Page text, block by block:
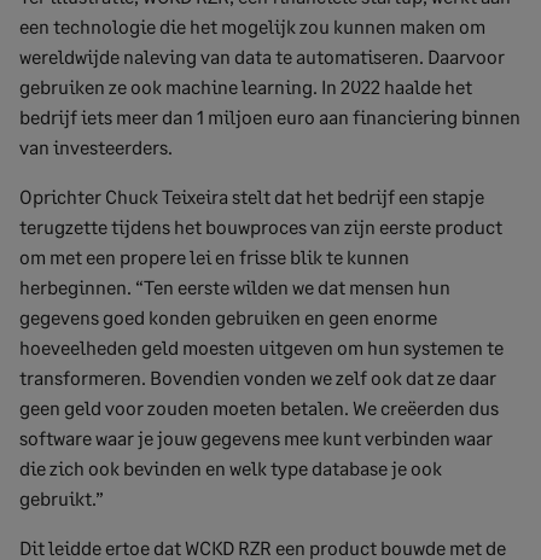
een technologie die het mogelijk zou kunnen maken om
wereldwijde naleving van data te automatiseren. Daarvoor
gebruiken ze ook machine learning. In 2022 haalde het
bedrijf iets meer dan 1 miljoen euro aan financiering binnen
van investeerders.
Oprichter Chuck Teixeira stelt dat het bedrijf een stapje
terugzette tijdens het bouwproces van zijn eerste product
om met een propere lei en frisse blik te kunnen
herbeginnen. “Ten eerste wilden we dat mensen hun
gegevens goed konden gebruiken en geen enorme
hoeveelheden geld moesten uitgeven om hun systemen te
transformeren. Bovendien vonden we zelf ook dat ze daar
geen geld voor zouden moeten betalen. We creëerden dus
software waar je jouw gegevens mee kunt verbinden waar
die zich ook bevinden en welk type database je ook
gebruikt.”
Dit leidde ertoe dat WCKD RZR een product bouwde met de